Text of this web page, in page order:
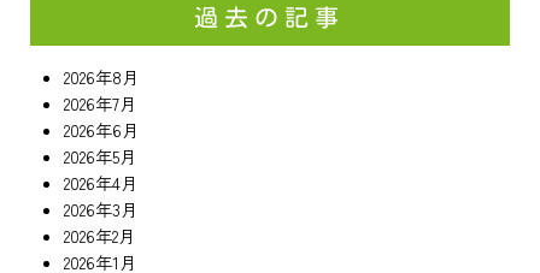
過去の記事
2026年8月
2026年7月
2026年6月
2026年5月
2026年4月
2026年3月
2026年2月
2026年1月